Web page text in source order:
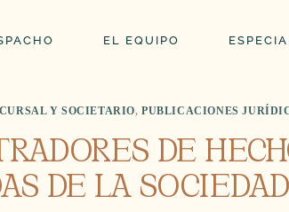
EL EQUIPO
Y SOCIETARIO,PUBLICACIONES
DE
DE LA SOCIEDAD